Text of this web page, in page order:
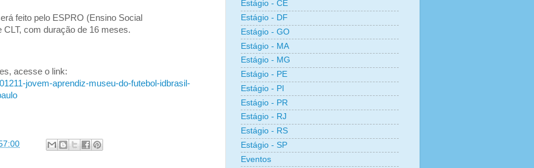
feito pelo ESPRO (Ensino Social
CLT, com duração de 16 meses.
acesse o link:
jovem-aprendiz-museu-do-futebol-idbrasil-
Estágio - CE
Estágio - DF
Estágio - GO
Estágio - MA
Estágio - MG
Estágio - PE
Estágio - PI
Estágio - PR
Estágio - RJ
Estágio - RS
Estágio - SP
Eventos